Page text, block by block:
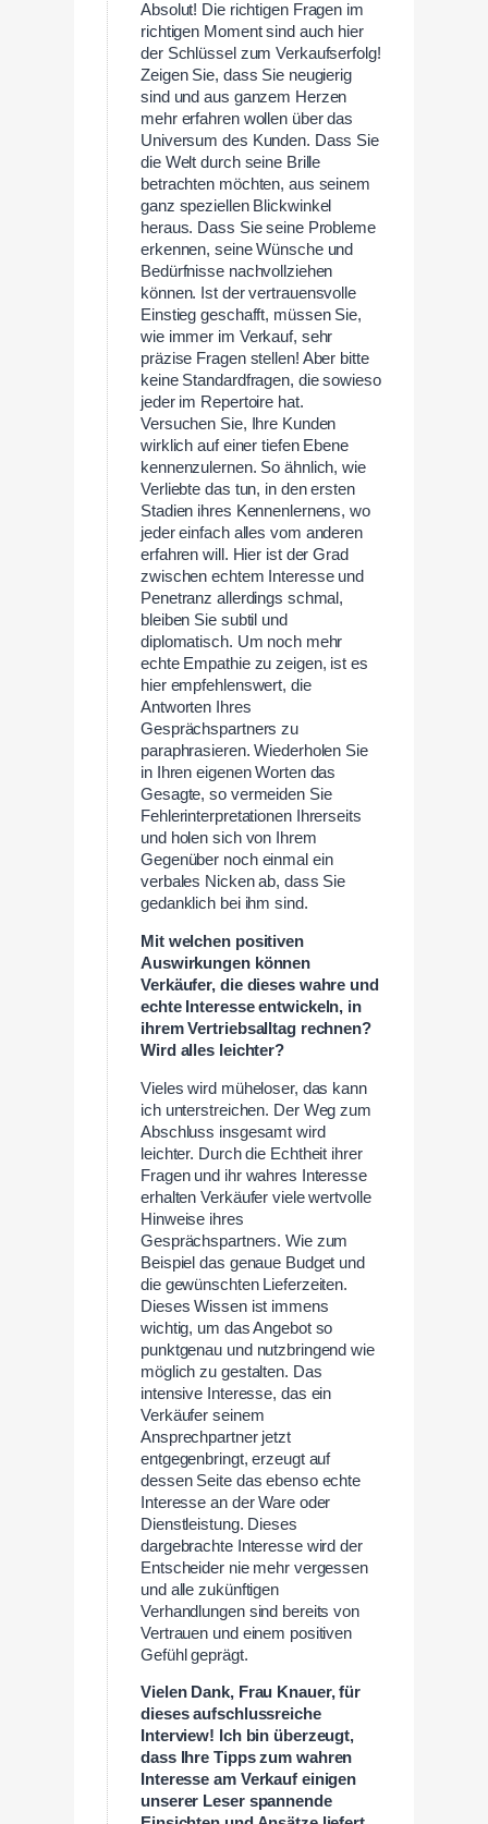
Absolut! Die richtigen Fragen im
richtigen Moment sind auch hier
der Schlüssel zum Verkaufserfolg!
Zeigen Sie, dass Sie neugierig
sind und aus ganzem Herzen
mehr erfahren wollen über das
Universum des Kunden. Dass Sie
die Welt durch seine Brille
betrachten möchten, aus seinem
ganz speziellen Blickwinkel
heraus. Dass Sie seine Probleme
erkennen, seine Wünsche und
Bedürfnisse nachvollziehen
können. Ist der vertrauensvolle
Einstieg geschafft, müssen Sie,
wie immer im Verkauf, sehr
präzise Fragen stellen! Aber bitte
keine Standardfragen, die sowieso
jeder im Repertoire hat.
Versuchen Sie, Ihre Kunden
wirklich auf einer tiefen Ebene
kennenzulernen. So ähnlich, wie
Verliebte das tun, in den ersten
Stadien ihres Kennenlernens, wo
jeder einfach alles vom anderen
erfahren will. Hier ist der Grad
zwischen echtem Interesse und
Penetranz allerdings schmal,
bleiben Sie subtil und
diplomatisch. Um noch mehr
echte Empathie zu zeigen, ist es
hier empfehlenswert, die
Antworten Ihres
Gesprächspartners zu
paraphrasieren. Wiederholen Sie
in Ihren eigenen Worten das
Gesagte, so vermeiden Sie
Fehlerinterpretationen Ihrerseits
und holen sich von Ihrem
Gegenüber noch einmal ein
verbales Nicken ab, dass Sie
gedanklich bei ihm sind.
Mit welchen positiven
Auswirkungen können
Verkäufer, die dieses wahre und
echte Interesse entwickeln, in
ihrem Vertriebsalltag rechnen?
Wird alles leichter?
Vieles wird müheloser, das kann
ich unterstreichen. Der Weg zum
Abschluss insgesamt wird
leichter. Durch die Echtheit ihrer
Fragen und ihr wahres Interesse
erhalten Verkäufer viele wertvolle
Hinweise ihres
Gesprächspartners. Wie zum
Beispiel das genaue Budget und
die gewünschten Lieferzeiten.
Dieses Wissen ist immens
wichtig, um das Angebot so
punktgenau und nutzbringend wie
möglich zu gestalten. Das
intensive Interesse, das ein
Verkäufer seinem
Ansprechpartner jetzt
entgegenbringt, erzeugt auf
dessen Seite das ebenso echte
Interesse an der Ware oder
Dienstleistung. Dieses
dargebrachte Interesse wird der
Entscheider nie mehr vergessen
und alle zukünftigen
Verhandlungen sind bereits von
Vertrauen und einem positiven
Gefühl geprägt.
Vielen Dank, Frau Knauer, für
dieses aufschlussreiche
Interview! Ich bin überzeugt,
dass Ihre Tipps zum wahren
Interesse am Verkauf einigen
unserer Leser spannende